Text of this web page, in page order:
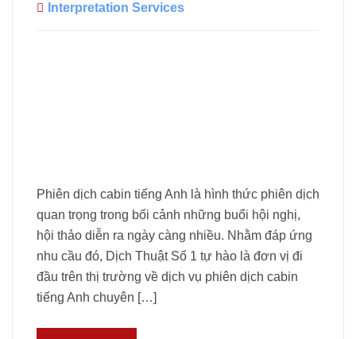
Interpretation Services
Phiên dịch cabin tiếng Anh là hình thức phiên dịch
quan trọng trong bối cảnh những buổi hội nghị,
hội thảo diễn ra ngày càng nhiều. Nhằm đáp ứng
nhu cầu đó, Dịch Thuật Số 1 tự hào là đơn vị đi
đầu trên thị trường về dịch vụ phiên dịch cabin
tiếng Anh chuyên […]